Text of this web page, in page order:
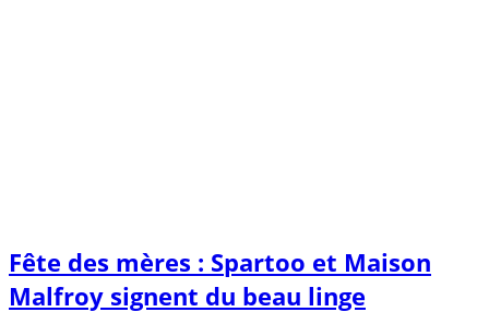
Fête des mères : Spartoo et Maison
Malfroy signent du beau linge